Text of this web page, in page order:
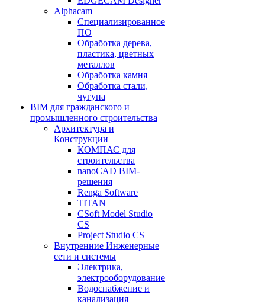
Alphacam
Специализированное
ПО
Обработка дерева,
пластика, цветных
металлов
Обработка камня
Обработка стали,
чугуна
BIM для гражданского и
промышленного строительства
Архитектура и
Конструкции
КОМПАС для
строительства
nanoCAD BIM-
решения
Renga Software
TITAN
CSoft Model Studio
CS
Project Studio CS
Внутренние Инженерные
сети и системы
Электрика,
электрооборудование
Водоснабжение и
канализация